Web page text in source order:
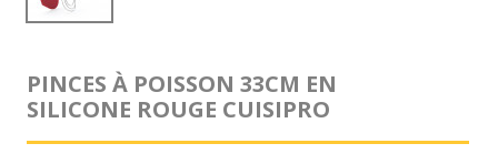
PINCES À POISSON 33CM EN
SILICONE ROUGE CUISIPRO